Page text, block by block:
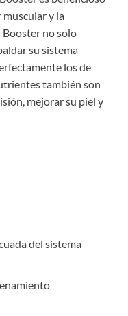
muscular y la
Booster no solo
su sistema
los de
también son
mejorar su piel y
del sistema